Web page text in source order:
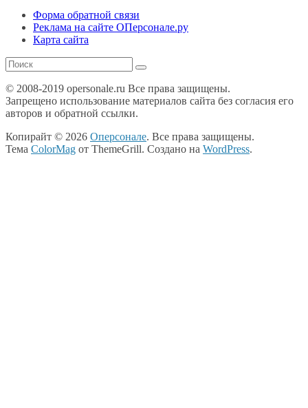
Форма обратной связи
Реклама на сайте ОПерсонале.ру
Карта сайта
© 2008-2019 opersonale.ru Все права защищены.
Запрещено использование материалов сайта без согласия его
авторов и обратной ссылки.
Копирайт © 2026 Оперсонале. Все права защищены.
Тема ColorMag от ThemeGrill. Создано на WordPress.